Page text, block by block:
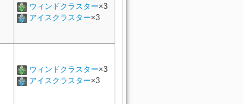
ウィンドクラスター×3
アイスクラスター×3
ウィンドクラスター×3
アイスクラスター×3